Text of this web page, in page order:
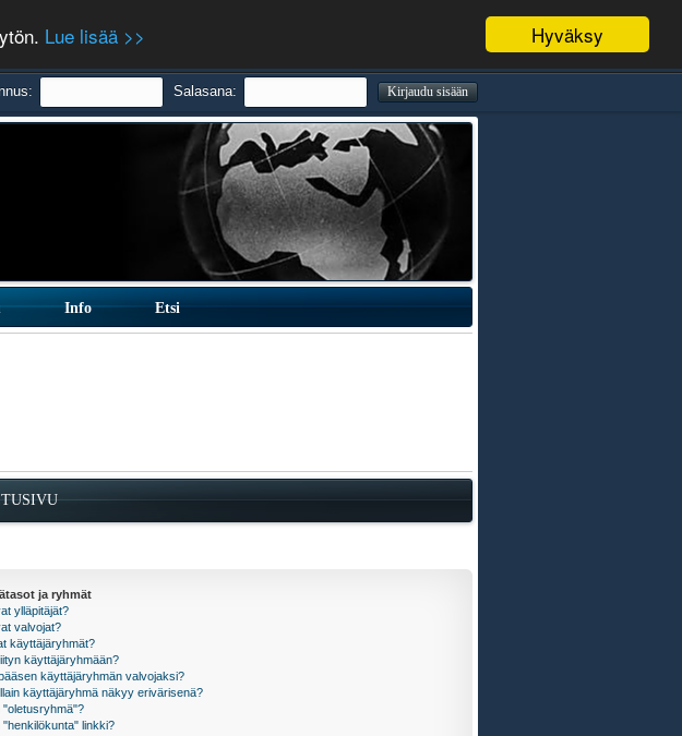
Hyväksy
Lue lisää >>
Salasana:
Info Etsi
ja ryhmät
ylläpitäjät?
valvojat?
käyttäjäryhmät?
käyttäjäryhmään?
käyttäjäryhmän valvojaksi?
käyttäjäryhmä näkyy erivärisenä?
"oletusryhmä"?
"henkilökunta" linkki?